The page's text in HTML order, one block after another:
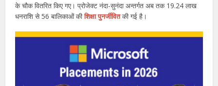
के चौक वितरित किए गए। प्रोजेक्ट नंदा-सुनंदा अन्तर्गत अब तक 19.24 लाख
धनराशि से 56 बालिकाओं कीशिक्षा पुनर्जीवितकी गई है।